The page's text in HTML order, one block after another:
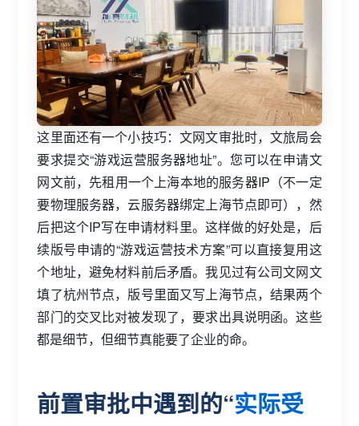
这里面还有一个小技巧：文网文审批时，文旅局会
要求提交“游戏运营服务器地址”。您可以在申请文
网文前，先租用一个上海本地的服务器IP（不一定
要物理服务器，云服务器绑定上海节点即可），然
后把这个IP写在申请材料里。这样做的好处是，后
续版号申请的“游戏运营技术方案”可以直接复用这
个地址，避免材料前后矛盾。我见过有公司文网文
填了杭州节点，版号里面又写上海节点，结果两个
部门的交叉比对被发现了，要求出具说明函。这些
都是细节，但细节真能要了企业的命。
前置审批中遇到的“实际受